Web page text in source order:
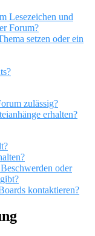
Lesezeichen und
Forum?
setzen oder ein
zulässig?
erhalten?
oder
kontaktieren?